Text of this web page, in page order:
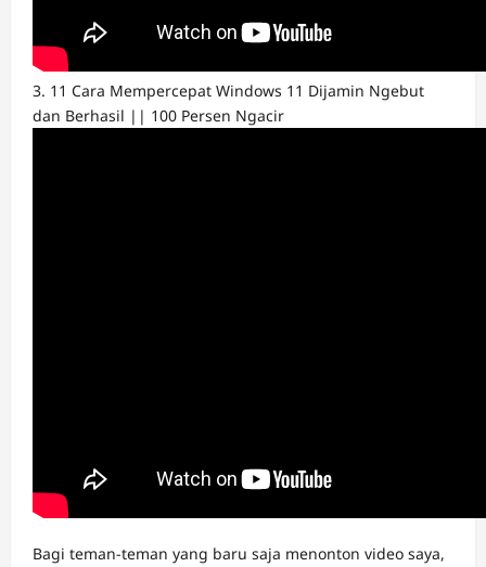
3. 11 Cara Mempercepat Windows 11 Dijamin Ngebut
dan Berhasil || 100 Persen Ngacir
Bagi teman-teman yang baru saja menonton video saya,